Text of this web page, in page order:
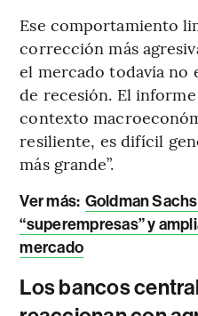
Ese comportamiento
corrección más
el mercado todavía no
de recesión. El
contexto
resiliente, es difícil
más grande”.
Ver más: Goldman
“superempresas” y
mercado
Los bancos